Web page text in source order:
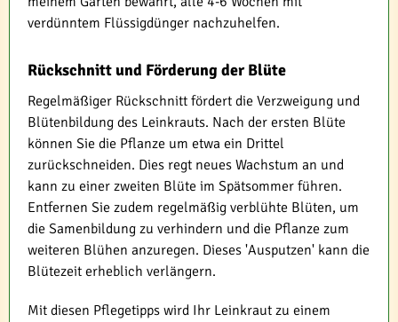
verdünntem Flüssigdünger nachzuhelfen.
Rückschnitt und Förderung der Blüte
Regelmäßiger Rückschnitt fördert die Verzweigung und
Blütenbildung des Leinkrauts. Nach der ersten Blüte
können Sie die Pflanze um etwa ein Drittel
zurückschneiden. Dies regt neues Wachstum an und
kann zu einer zweiten Blüte im Spätsommer führen.
Entfernen Sie zudem regelmäßig verblühte Blüten, um
die Samenbildung zu verhindern und die Pflanze zum
weiteren Blühen anzuregen. Dieses 'Ausputzen' kann die
Blütezeit erheblich verlängern.
Mit diesen Pflegetipps wird Ihr Leinkraut zu einem